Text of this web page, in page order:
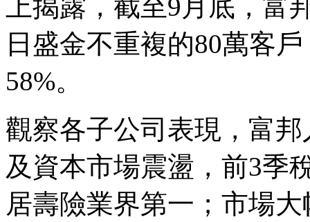
上揭露，截至9月底，富
日盛金不重複的80萬客
58%。
觀察各子公司表現，富
及資本市場震盪，前3季
居壽險業界第一；市場